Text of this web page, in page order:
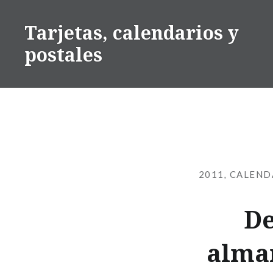
contenidoTarjetas, calendarios y
postales
2011 ,